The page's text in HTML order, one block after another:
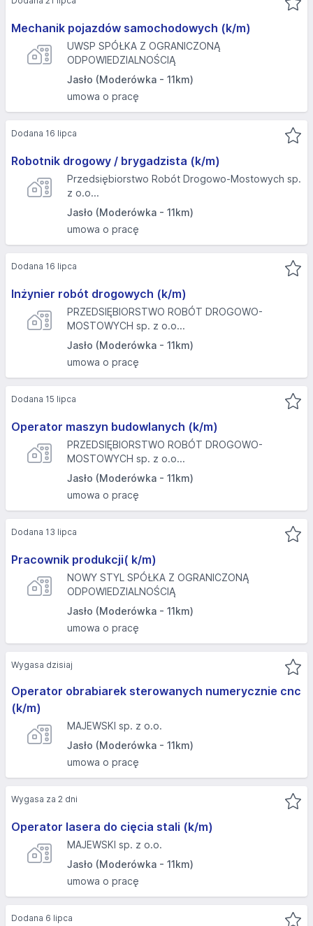
Mechanik pojazdów samochodowych (k/m)
UWSP SPÓŁKA Z OGRANICZONĄ
ODPOWIEDZIALNOŚCIĄ
Jasło (Moderówka - 11km)
umowa o pracę
Robotnik drogowy / brygadzista (k/m)
Przedsiębiorstwo Robót Drogowo-Mostowych sp.
z o.o...
Jasło (Moderówka - 11km)
umowa o pracę
Dodana 16 lipca
Inżynier robót drogowych (k/m)
PRZEDSIĘBIORSTWO ROBÓT DROGOWO-
MOSTOWYCH sp. z o.o...
Jasło (Moderówka - 11km)
umowa o pracę
Dodana 16 lipca
Operator maszyn budowlanych (k/m)
PRZEDSIĘBIORSTWO ROBÓT DROGOWO-
MOSTOWYCH sp. z o.o...
Jasło (Moderówka - 11km)
umowa o pracę
Dodana 15 lipca
Pracownik produkcji( k/m)
NOWY STYL SPÓŁKA Z OGRANICZONĄ
ODPOWIEDZIALNOŚCIĄ
Jasło (Moderówka - 11km)
umowa o pracę
Dodana 13 lipca
Operator obrabiarek sterowanych numerycznie cnc
(k/m)
MAJEWSKI sp. z o.o.
Jasło (Moderówka - 11km)
umowa o pracę
Wygasa dzisiaj
Operator lasera do cięcia stali (k/m)
MAJEWSKI sp. z o.o.
Jasło (Moderówka - 11km)
umowa o pracę
Wygasa za 2 dni
Dodana 6 lipca